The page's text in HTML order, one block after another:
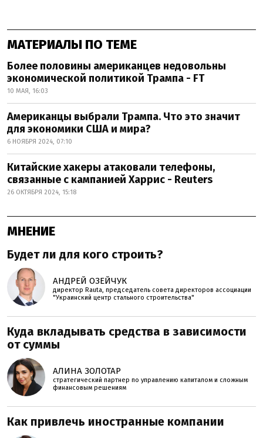
МАТЕРИАЛЫ ПО ТЕМЕ
Более половины американцев недовольны
экономической политикой Трампа - FT
10 МАЯ, 16:03
Американцы выбрали Трампа. Что это значит
для экономики США и мира?
6 НОЯБРЯ 2024, 07:10
Китайские хакеры атаковали телефоны,
связанные с кампанией Харрис - Reuters
26 ОКТЯБРЯ 2024, 15:18
МНЕНИЕ
Будет ли для кого строить?
АНДРЕЙ ОЗЕЙЧУК
директор Rauta, председатель совета директоров ассоциации
"Украинский центр стального строительства"
Куда вкладывать средства в зависимости
от суммы
АЛИНА ЗОЛОТАР
стратегический партнер по управлению капиталом и сложным
финансовым решениям
Как привлечь иностранные компании